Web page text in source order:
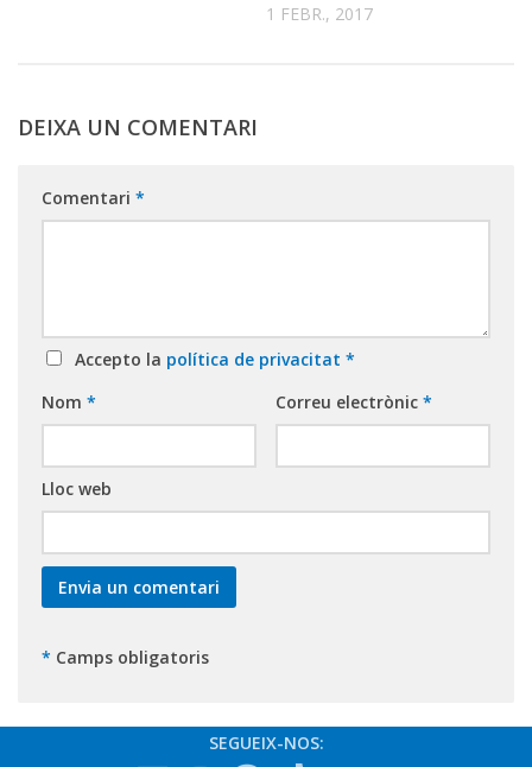
1 FEBR., 2017
DEIXA UN COMENTARI
Comentari *
Accepto la política de privacitat *
Nom * Correu electrònic *
Lloc web
* Camps obligatoris
SEGUEIX-NOS: